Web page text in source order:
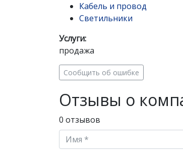
Кабель и провод
Светильники
Услуги:
продажа
Сообщить об ошибке
Отзывы о
0 отзывов